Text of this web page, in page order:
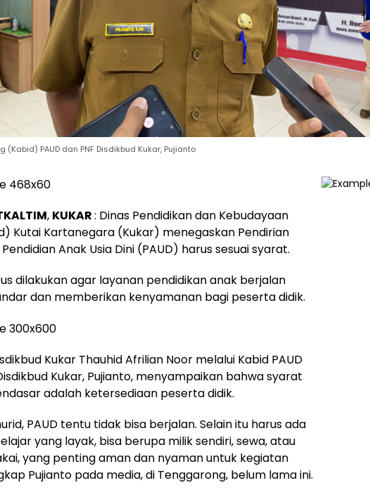
(Kabid) PAUD dan PNF Disdikbud Kukar, Pujianto
, KUKAR: Dinas Pendidikan dan Kebudayaan
Kutai Kartanegara (Kukar) menegaskan Pendirian
Anak Usia Dini (PAUD) harus sesuai syarat.
dilakukan agar layanan pendidikan anak berjalan
dan memberikan kenyamanan bagi peserta didik.
Kukar Thauhid Afrilian Noor melalui Kabid PAUD
Kukar, Pujianto, menyampaikan bahwa syarat
adalah ketersediaan peserta didik.
PAUD tentu tidak bisa berjalan. Selain itu harus ada
yang layak, bisa berupa milik sendiri, sewa, atau
yang penting aman dan nyaman untuk kegiatan
Pujianto pada media, di Tenggarong, belum lama ini.